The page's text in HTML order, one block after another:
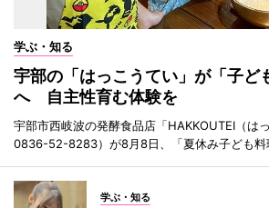
学ぶ・知る
宇部の「はっこうてい」が「子ど
へ 自主性育む体験を
宇部市西岐波の発酵食品店「HAKKOUTEI（は
0836-52-8283）が8月8日、「夏休み子ども料
学ぶ・知る